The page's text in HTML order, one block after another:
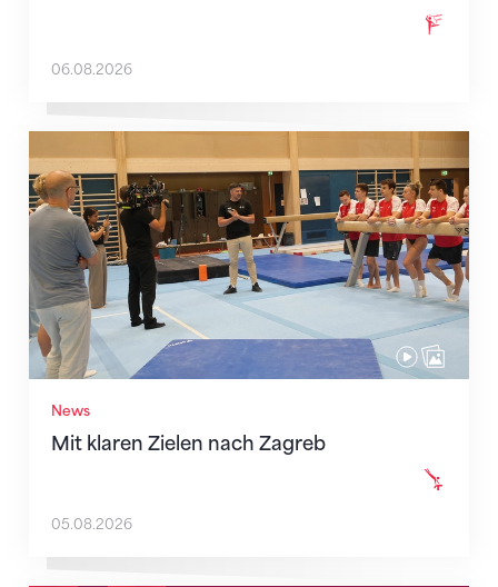
06.08.2026
News
Mit klaren Zielen nach Zagreb
Mit klaren Zielen nach Zagreb
05.08.2026